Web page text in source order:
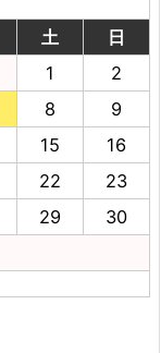
土
日
1
2
8
9
15
16
22
23
29
30